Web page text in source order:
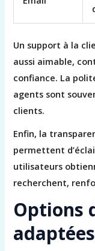
Un support à la
aussi aimable,
confiance. La
agents sont
clients.
Enfin, la
permettent
utilisateurs
recherchent,
Options
adaptées